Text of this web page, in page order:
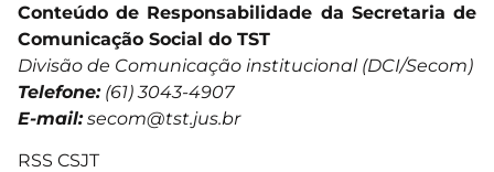
Conteúdo de Responsabilidade da Secretaria de
Comunicação Social do TST
Divisão de Comunicação institucional (DCI/Secom)
Telefone:(61) 3043-4907
E-mail: secom@tst.jus.br
RSS CSJT